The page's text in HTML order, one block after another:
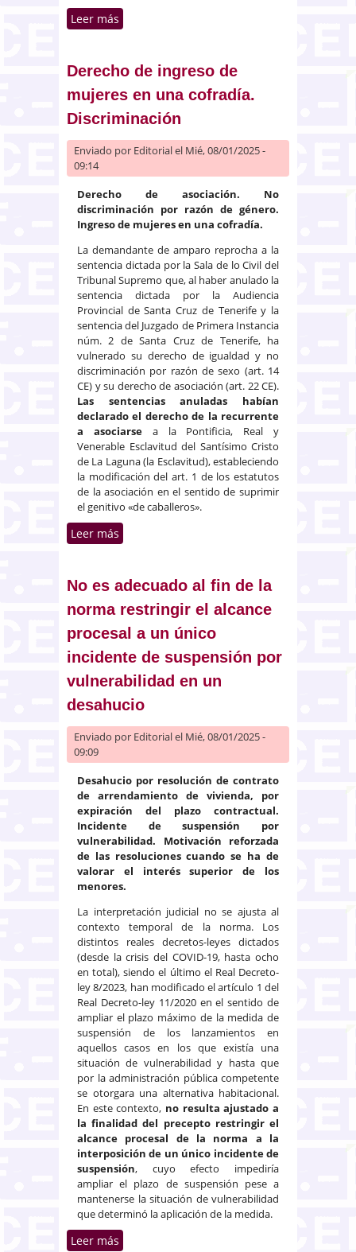
Leer más
Derecho de ingreso de
mujeres en una cofradía.
Discriminación
Enviado por Editorialel Mié, 08/01/2025 -
09:14
Derecho de asociación. No
discriminación por razón de género.
Ingreso de mujeres en una cofradía.
La demandante de amparo reprocha a la
sentencia dictada por la Sala de lo Civil del
Tribunal Supremo que, al haber anulado la
sentencia dictada por la Audiencia
Provincial de Santa Cruz de Tenerife y la
sentencia del Juzgado de Primera Instancia
núm. 2 de Santa Cruz de Tenerife, ha
vulnerado su derecho de igualdad y no
discriminación por razón de sexo (art. 14
CE) y su derecho de asociación (art. 22 CE).
Las sentencias
anuladas habían
declarado el derecho de la recurrente
a asociarsea la Pontificia, Real y
Venerable Esclavitud del Santísimo Cristo
de La Laguna (la Esclavitud), estableciendo
la modificación del art. 1 de los estatutos
de la asociación en el sentido de suprimir
el genitivo «de caballeros».
Leer más
No es adecuado al fin de la
norma restringir el alcance
procesal a un único
incidente de suspensión por
vulnerabilidad en un
desahucio
Enviado por Editorialel Mié, 08/01/2025 -
09:09
Desahucio por resolución de contrato
de arrendamiento de vivienda, por
expiración del plazo contractual.
Incidente de suspensión por
vulnerabilidad. Motivación reforzada
de las resoluciones cuando se ha de
valorar el interés superior de los
menores.
La interpretación judicial no se ajusta al
contexto temporal de la norma. Los
distintos reales decretos-leyes dictados
(desde la crisis del COVID-19, hasta ocho
en total), siendo el último el Real Decreto-
ley 8/2023, han modificado el artículo 1 del
Real Decreto-ley 11/2020 en el sentido de
ampliar el plazo máximo de la medida de
suspensión de los lanzamientos en
aquellos casos en los que existía una
situación de vulnerabilidad y hasta que
por la administración pública competente
se otorgara una alternativa habitacional.
En este contexto, no resulta ajustado a
la finalidad del precepto restringir el
alcance procesal de la norma a la
interposición de un único incidente de
suspensión, cuyo efecto impediría
ampliar el plazo de suspensión pese a
mantenerse la situación de vulnerabilidad
que determinó la aplicación de la medida.
Leer más